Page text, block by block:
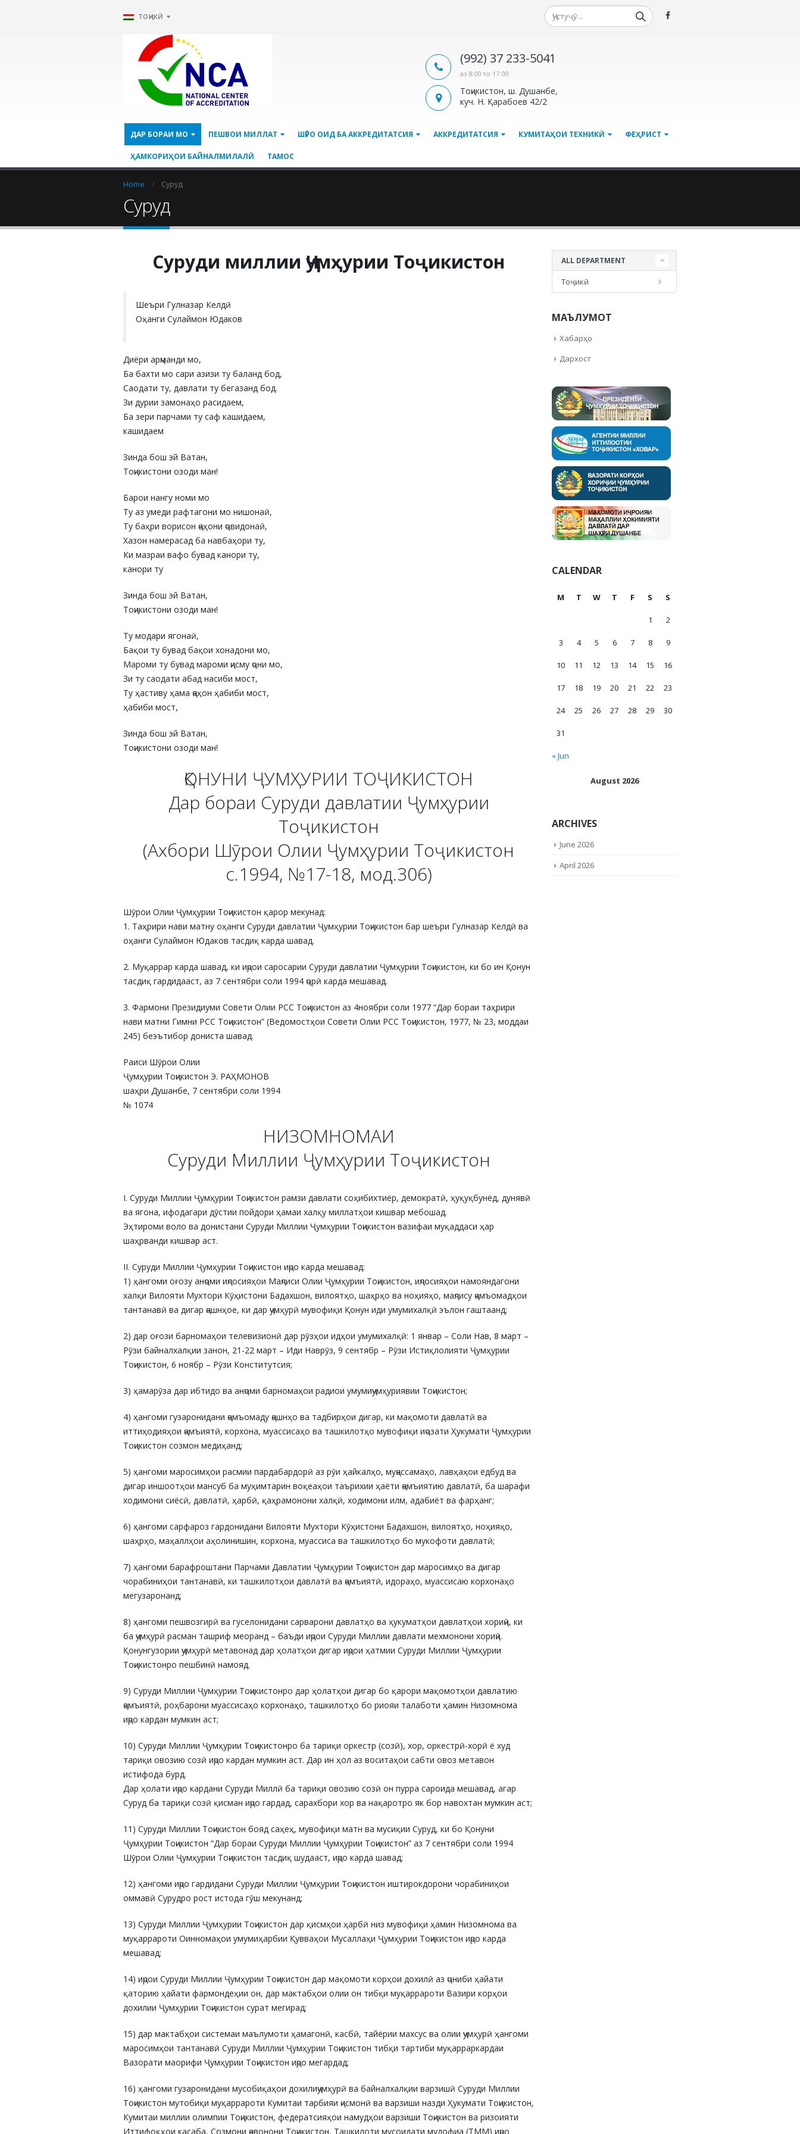
ТОҶИКӢ
(992) 37 233-5041
аз 8:00 то 17:00
Тоҷикистон, ш. Душанбе,
куч. Н. Қарабоев 42/2
ДАР БОРАИ МО ПЕШВОИ МИЛЛАТ ШӮРО ОИД БА АККРЕДИТАТСИЯ АККРЕДИТАТСИЯ КУМИТАҲОИ ТЕХНИКӢ ФЕҲРИСТ
ҲАМКОРИҲОИ БАЙНАЛМИЛАЛӢ ТАМОС
Home Суруд
Суруд
Суруди миллии Ҷумҳурии Тоҷикистон
Шеъри Гулназар Келдӣ
Оҳанги Сулаймон Юдаков
Диёри арҷманди мо,
Ба бахти мо сари азизи ту баланд бод,
Саодати ту, давлати ту бегазанд бод.
Зи дурии замонаҳо расидаем,
Ба зери парчами ту саф кашидаем,
кашидаем
Зинда бош эй Ватан,
Тоҷикистони озоди ман!
Барои нангу номи мо
Ту аз умеди рафтагони мо нишонаӣ,
Ту баҳри ворисон ҷаҳони ҷовидонаӣ,
Хазон намерасад ба навбаҳори ту,
Ки мазраи вафо бувад канори ту,
канори ту
Зинда бош эй Ватан,
Тоҷикистони озоди ман!
Ту модари ягонаӣ,
Бақои ту бувад бақои хонадони мо,
Мароми ту бувад мароми ҷисму ҷони мо,
Зи ту саодати абад насиби мост,
Ту ҳастиву ҳама ҷаҳон ҳабиби мост,
ҳабиби мост,
Зинда бош эй Ватан,
Тоҷикистони озоди ман!
ҚОНУНИ ҶУМҲУРИИ ТОҶИКИСТОН
Дар бораи Суруди давлатии Ҷумҳурии
Тоҷикистон
(Ахбори Шӯрои Олии Ҷумҳурии Тоҷикистон
с.1994, №17-18, мод.306)
Шӯрои Олии Ҷумҳурии Тоҷикистон қарор мекунад:
1. Таҳрири нави матну оҳанги Суруди давлатии Ҷумҳурии Тоҷикистон бар шеъри Гулназар Келдӣ ва
оҳанги Сулаймон Юдаков тасдиқ карда шавад.
2. Муқаррар карда шавад, ки иҷрои саросарии Суруди давлатии Ҷумҳурии Тоҷикистон, ки бо ин Қонун
тасдиқ гардидааст, аз 7 сентябри соли 1994 ҷорӣ карда мешавад.
3. Фармони Президиуми Совети Олии РСС Тоҷикистон аз 4ноябри соли 1977 “Дар бораи таҳрири
нави матни Гимни РСС Тоҷикистон” (Ведомостҳои Совети Олии РСС Тоҷикистон, 1977, № 23, моддаи
245) беэътибор дониста шавад.
Раиси Шӯрои Олии
Ҷумҳурии Тоҷикистон Э. РАҲМОНОВ
шаҳри Душанбе, 7 сентябри соли 1994
№ 1074
НИЗОМНОМАИ
Суруди Миллии Ҷумҳурии Тоҷикистон
I. Суруди Миллии Ҷумҳурии Тоҷикистон рамзи давлати соҳибихтиёр, демократӣ, ҳуқуқбунёд, дунявӣ
ва ягона, ифодагари дӯстии пойдори ҳамаи халқу миллатҳои кишвар мебошад.
Эҳтироми воло ва донистани Суруди Миллии Ҷумҳурии Тоҷикистон вазифаи муқаддаси ҳар
шаҳрванди кишвар аст.
II. Суруди Миллии Ҷумҳурии Тоҷикистон иҷро карда мешавад:
1) ҳангоми оғозу анҷоми иҷлосияҳои Маҷлиси Олии Ҷумҳурии Тоҷикистон, иҷлосияҳои намояндагони
халқи Вилояти Мухтори Кӯҳистони Бадахшон, вилоятҳо, шаҳрҳо ва ноҳияҳо, маҷлису ҷамъомадҳои
тантанавӣ ва дигар ҷашнҳое, ки дар ҷумҳурӣ мувофиқи Қонун иди умумихалқӣ эълон гаштаанд;
2) дар оғози барномаҳои телевизионӣ дар рӯзҳои идҳои умумихалқӣ: 1 январ – Соли Нав, 8 март –
Рӯзи байналхалқии занон, 21-22 март – Иди Наврӯз, 9 сентябр – Рӯзи Истиқлолияти Ҷумҳурии
Тоҷикистон, 6 ноябр – Рӯзи Конститутсия;
3) ҳамарӯза дар ибтидо ва анҷоми барномаҳои радиои умумиҷумҳуриявии Тоҷикистон;
4) ҳангоми гузаронидани ҷамъомаду ҷашнҳо ва тадбирҳои дигар, ки мақомоти давлатӣ ва
иттиҳодияҳои ҷамъиятӣ, корхона, муассисаҳо ва ташкилотҳо мувофиқи иҷозати Ҳукумати Ҷумҳурии
Тоҷикистон созмон медиҳанд;
5) ҳангоми маросимҳои расмии пардабардорӣ аз рӯи ҳайкалҳо, муҷассамаҳо, лавҳаҳои ёдбуд ва
дигар иншоотҳои мансуб ба муҳимтарин воқеаҳои таърихии ҳаёти ҷамъиятию давлатӣ, ба шарафи
ходимони сиёсӣ, давлатӣ, ҳарбӣ, қаҳрамонони халқӣ, ходимони илм, адабиёт ва фарҳанг;
6) ҳангоми сарфароз гардонидани Вилояти Мухтори Кӯҳистони Бадахшон, вилоятҳо, ноҳияҳо,
шаҳрҳо, маҳаллҳои аҳолинишин, корхона, муассиса ва ташкилотҳо бо мукофоти давлатӣ;
7) ҳангоми барафроштани Парчами Давлатии Ҷумҳурии Тоҷикистон дар маросимҳо ва дигар
чорабиниҳои тантанавӣ, ки ташкилотҳои давлатӣ ва ҷамъиятӣ, идораҳо, муассисаю корхонаҳо
мегузаронанд;
8) ҳангоми пешвозгирӣ ва гуселонидани сарварони давлатҳо ва ҳукуматҳои давлатҳои хориҷӣ, ки
ба ҷумҳурӣ расман ташриф меоранд – баъди иҷрои Суруди Миллии давлати мехмонони хориҷӣ.
Қонунгузории ҷумҳурӣ метавонад дар ҳолатҳои дигар иҷрои ҳатмии Суруди Миллии Ҷумҳурии
Тоҷикистонро пешбинӣ намояд.
9) Суруди Миллии Ҷумҳурии Тоҷикистонро дар ҳолатҳои дигар бо қарори мақомотҳои давлатию
ҷамъиятӣ, роҳбарони муассисаҳо корхонаҳо, ташкилотҳо бо риояи талаботи ҳамин Низомнома
иҷро кардан мумкин аст;
10) Суруди Миллии Ҷумҳурии Тоҷикистонро ба тариқи оркестр (созӣ), хор, оркестрӣ-хорӣ ё худ
тариқи овозию созӣ иҷро кардан мумкин аст. Дар ин ҳол аз воситаҳои сабти овоз метавон
истифода бурд.
Дар ҳолати иҷро кардани Суруди Миллӣ ба тариқи овозию созӣ он пурра сароида мешавад, агар
Суруд ба тариқи созӣ қисман иҷро гардад, сарахбори хор ва нақаротро як бор навохтан мумкин аст;
11) Суруди Миллии Тоҷикистон бояд саҳеҳ, мувофиқи матн ва мусиқии Суруд, ки бо Қонуни
Ҷумҳурии Тоҷикистон “Дар бораи Суруди Миллии Ҷумҳурии Тоҷикистон” аз 7 сентябри соли 1994
Шӯрои Олии Ҷумҳурии Тоҷикистон тасдиқ шудааст, иҷро карда шавад;
12) ҳангоми иҷро гардидани Суруди Миллии Ҷумҳурии Тоҷикистон иштирокдорони чорабиниҳои
оммавӣ Сурудро рост истода гӯш мекунанд;
13) Суруди Миллии Ҷумҳурии Тоҷикистон дар қисмҳои ҳарбӣ низ мувофиқи ҳамин Низомнома ва
муқаррароти Оинномаҳои умумиҳарбии Қувваҳои Мусаллаҳи Ҷумҳурии Тоҷикистон иҷро карда
мешавад;
14) иҷрои Суруди Миллии Ҷумҳурии Тоҷикистон дар мақомоти корҳои дохилӣ аз ҷониби ҳайати
қаторию ҳайати фармондеҳии он, дар мактабҳои олии он тибқи муқаррароти Вазири корҳои
дохилии Ҷумҳурии Тоҷикистон сурат мегирад;
15) дар мактабҳои системаи маълумоти ҳамагонӣ, касбӣ, тайёрии махсус ва олии ҷумҳурӣ ҳангоми
маросимҳои тантанавӣ Суруди Миллии Ҷумҳурии Тоҷикистон тибқи тартиби муқарраркардаи
Вазорати маорифи Ҷумҳурии Тоҷикистон иҷро мегардад;
16) ҳангоми гузаронидани мусобиқаҳои дохилиҷумҳурӣ ва байналхалқии варзишӣ Суруди Миллии
Тоҷикистон мутобиқи муқаррароти Кумитаи тарбияи ҷисмонӣ ва варзиши назди Ҳукумати Тоҷикистон,
Кумитаи миллии олимпии Тоҷикистон, федератсияҳои намудҳои варзиши Тоҷикистон ва ризоияти
Иттифоқҳои касаба, Созмони ҷавонони Тоҷикистон, Ташкилоти мусоидати мудофиа (ТММ) иҷро
ALL DEPARTMENT
Тоҷикӣ
МАЪЛУМОТ
Хабарҳо
Дархост
CALENDAR
August 2026
M T W T F S S
« Jun
1 2
3 4 5 6 7 8 9
10 11 12 13 14 15 16
17 18 19 20 21 22 23
24 25 26 27 28 29 30
31
ARCHIVES
June 2026
April 2026